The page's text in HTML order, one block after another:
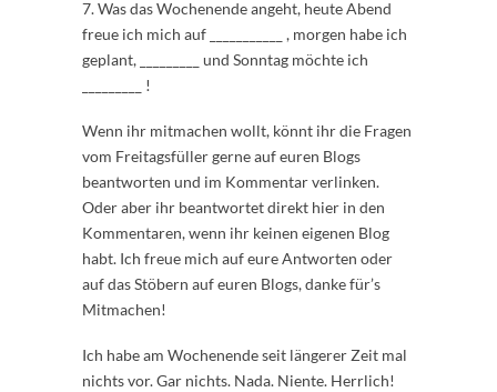
7. Was das Wochenende angeht, heute Abend
freue ich mich auf ___________ , morgen habe ich
geplant, _________ und Sonntag möchte ich
_________ !
Wenn ihr mitmachen wollt, könnt ihr die Fragen
vom Freitagsfüller gerne auf euren Blogs
beantworten und im Kommentar verlinken.
Oder aber ihr beantwortet direkt hier in den
Kommentaren, wenn ihr keinen eigenen Blog
habt. Ich freue mich auf eure Antworten oder
auf das Stöbern auf euren Blogs, danke für’s
Mitmachen!
Ich habe am Wochenende seit längerer Zeit mal
nichts vor. Gar nichts. Nada. Niente. Herrlich!